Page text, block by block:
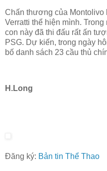
Chấn thương của Montolivo
Verratti thể hiện mình.
con này đã thi đấu rất ấn
PSG. Dự kiến, trong ngày
bố danh sách 23 cầu thủ
H.Long
Đăng ký: Bản tin Thể Thao